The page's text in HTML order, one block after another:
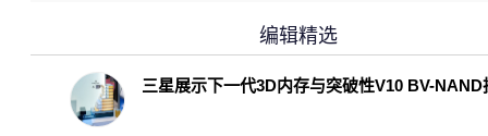
编辑精选
三星展示下一代3D内存与突破性V10 BV-NAND